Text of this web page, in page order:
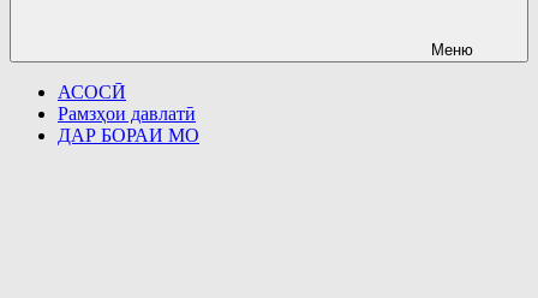
Меню
АСОСӢ
Рамзҳои давлатӣ
ДАР БОРАИ МО